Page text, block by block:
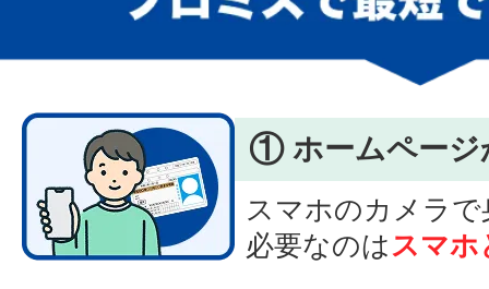
① ホームページ
スマホのカメラ
必要なのはスマホ